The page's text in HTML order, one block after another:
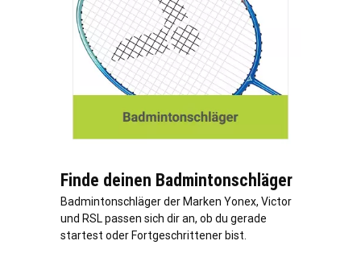
Finde deinen Badmintonschläger
Badmintonschläger der Marken Yonex, Victor
und RSL passen sich dir an, ob du gerade
startest oder Fortgeschrittener bist.